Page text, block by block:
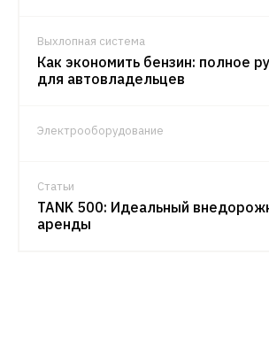
Выхлопная система
Как экономить бензин: полное
для автовладельцев
Электрооборудование
Статьи
TANK 500: Идеальный
аренды